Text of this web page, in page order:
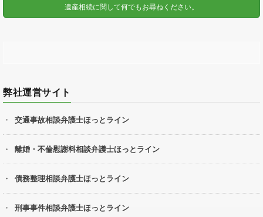
遺産相続に関して何でもお尋ねください。
弊社運営サイト
交通事故相談弁護士ほっとライン
離婚・不倫慰謝料相談弁護士ほっとライン
債務整理相談弁護士ほっとライン
刑事事件相談弁護士ほっとライン